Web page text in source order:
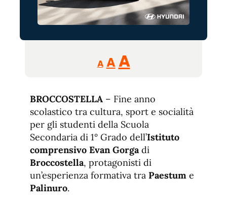
A
Reducir
tamaño
A Restablecer
tamaño
de
fuente
AAumentar
de
fuente.
BROCCOSTELLA – Fine anno
scolastico tra cultura, sport e socialità
per gli studenti della Scuola
Secondaria di 1° Grado dell’Istituto
comprensivo Evan Gorga di
Broccostella, protagonisti di
un’esperienza formativa tra Paestum e
Palinuro.